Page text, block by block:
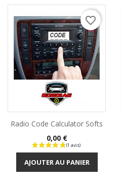
Radio Code Calculator Softs
Prix
0,00 €
AJOUTER AU PANIER
favorite_border